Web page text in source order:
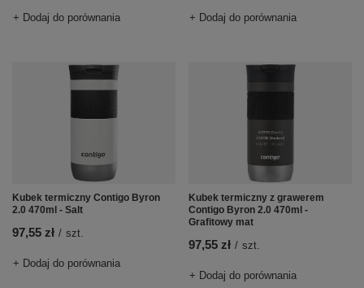
+ Dodaj do porównania + Dodaj do porównania
Kubek termiczny Contigo Byron
2.0 470ml - Salt
97,55 zł / szt.
+ Dodaj do porównania
Kubek termiczny z grawerem
Contigo Byron 2.0 470ml -
Grafitowy mat
97,55 zł / szt.
+ Dodaj do porównania